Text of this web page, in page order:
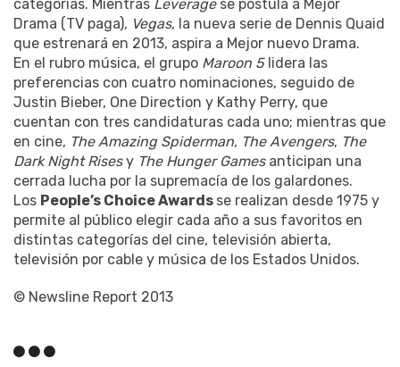
categorías. Mientras Leverage se postula a Mejor
Drama (TV paga), Vegas, la nueva serie de Dennis Quaid
que estrenará en 2013, aspira a Mejor nuevo Drama.
En el rubro música, el grupo Maroon 5lidera las
preferencias con cuatro nominaciones, seguido de
Justin Bieber, One Direction y Kathy Perry, que
cuentan con tres candidaturas cada uno; mientras que
en cine, The Amazing Spiderman, The Avengers, The
Dark Night Risesy The Hunger Games anticipan una
cerrada lucha por la supremacía de los galardones.
Los People’s Choice Awards se realizan desde 1975 y
permite al público elegir cada año a sus favoritos en
distintas categorías del cine, televisión abierta,
televisión por cable y música de los Estados Unidos.
© Newsline Report 2013